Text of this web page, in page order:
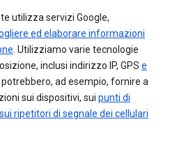
utilizza servizi Google,
ed elaborare informazioni
. Utilizziamo varie tecnologie
inclusi indirizzo IP, GPS e
ad esempio, fornire a
sui dispositivi, sui punti di
ripetitori di segnale dei cellulari